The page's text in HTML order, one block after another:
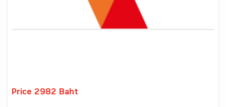
Price 2982 Baht